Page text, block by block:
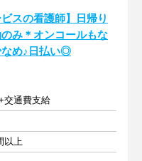
ビスの看護師】日帰り
み＊オンコールもな
なめ♪日払い◎
交通費支給
以上